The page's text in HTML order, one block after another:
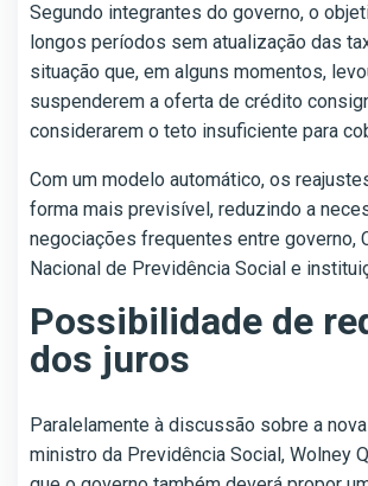
Segundo integrantes do governo, o
longos períodos sem atualização das
situação que, em alguns momentos,
suspenderem a oferta de crédito
considerarem o teto insuficiente para
Com um modelo automático, os
forma mais previsível, reduzindo a
negociações frequentes entre governo,
Nacional de Previdência Social e
Possibilidade de
dos juros
Paralelamente à discussão sobre a
ministro da Previdência Social, Wolney